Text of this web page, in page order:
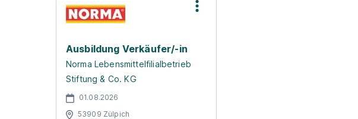
Ausbildung Verkäufer/-in
Norma Lebensmittelfilialbetrieb
Stiftung & Co. KG
01.08.2026
53909 Zülpich